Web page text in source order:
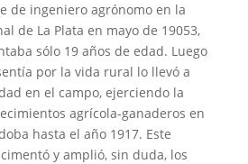
de ingeniero agrónomo en la
de La Plata en mayo de 19053,
sólo 19 años de edad. Luego
por la vida rural lo llevó a
en el campo, ejerciendo la
agrícola-ganaderos en
hasta el año 1917. Este
y amplió, sin duda, los